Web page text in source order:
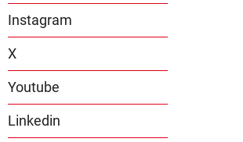
Instagram
X
Youtube
Linkedin